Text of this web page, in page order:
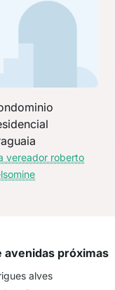
vereador roberto
avenidas próximas
alves